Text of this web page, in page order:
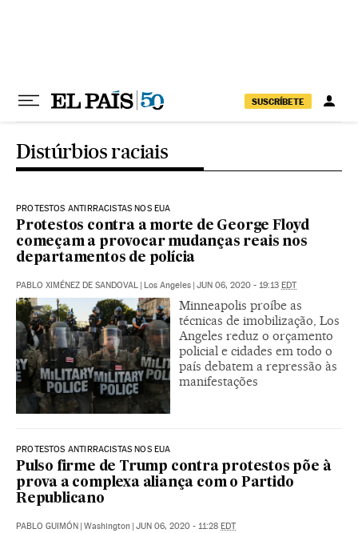
SUSCRÍBETE
Distúrbios raciais
PROTESTOS ANTIRRACISTAS NOS EUA
Protestos contra a morte de George Floyd
começam a provocar mudanças reais nos
departamentos de polícia
PABLO XIMÉNEZ DE SANDOVAL | Los Angeles | JUN 06, 2020 - 19:13 EDT
Minneapolis proíbe as
técnicas de imobilização, Los
Angeles reduz o orçamento
policial e cidades em todo o
país debatem a repressão às
manifestações
PROTESTOS ANTIRRACISTAS NOS EUA
Pulso firme de Trump contra protestos põe à
prova a complexa aliança com o Partido
Republicano
PABLO GUIMÓN | Washington | JUN 06, 2020 - 11:28 EDT